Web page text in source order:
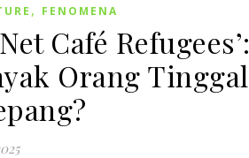
, FENOMENA
Café Refugees’:
Orang Tinggal